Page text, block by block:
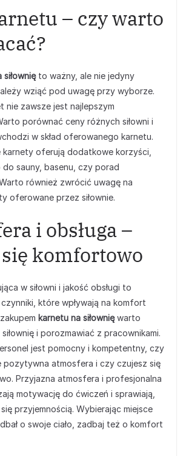
– czy warto
siłownięto ważny, ale nie jedyny
wziąć pod uwagę przy wyborze.
nie zawsze jest najlepszym
porównać ceny różnych siłowni i
w skład oferowanego karnetu.
oferują dodatkowe korzyści,
sauny, basenu, czy porad
również zwrócić uwagę na
oferowane przez siłownie.
i obsługa –
komfortowo
w siłowni i jakość obsługi to
które wpływają na komfort
karnetu na siłownięwarto
i porozmawiać z pracownikami.
jest pomocny i kompetentny, czy
pozytywna atmosfera i czy czujesz się
Przyjazna atmosfera i profesjonalna
motywację do ćwiczeń i sprawiają,
przyjemnością. Wybierając miejsce
o swoje ciało, zadbaj też o komfort